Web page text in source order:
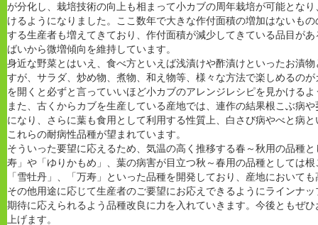
が分化し、栽培技術の向上も相まって小カブの周年栽培が可能とな
けるようになりました。ここ数年で大きな作付面積の増加はないも
する生産者も増えてきており、作付面積が減少してきている品目が
ばいから微増傾向を維持しています。
身近な野菜とはいえ、食べ方といえば浅漬けや酢漬けといったお漬
すが、サラダ、炒め物、煮物、和え物等、様々な方法で楽しめるの
を開くと必ずと言っていいほど小カブのアレンジレシピを見かける
また、古くからカブを生産している産地では、連作の結果根こぶ病
になり、さらに葉も食用として利用する性質上、白さび病やべと病
これらの耐病性品種が望まれています。
そういった要望に応えるため、気温の高く推移する春～秋用の品種
寿」や「ゆりかもめ」、葉の病害が目立つ秋～春用の品種としては
「雪牡丹」、「万寿」といった品種を開発しており、産地において
その他用途に応じて生産者のご要望にお応えできるようにラインナ
期待に応えられるよう品種改良に力を入れていきます。今後ともぜ
上げます。